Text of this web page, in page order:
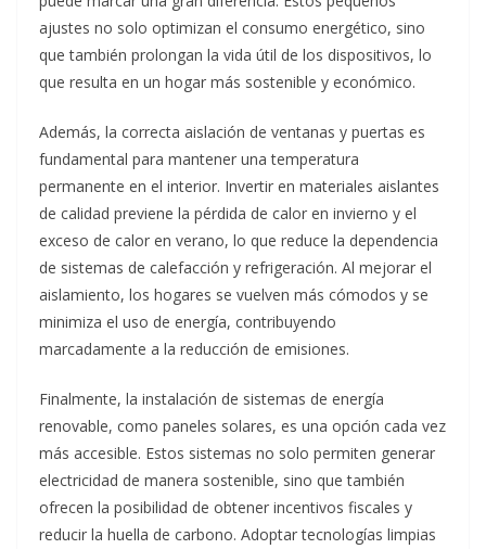
ajustes no solo optimizan el consumo energético, sino
que también prolongan la vida útil de los dispositivos, lo
que resulta en un hogar más sostenible y económico.
Además, la correcta aislación de ventanas y puertas es
fundamental para mantener una temperatura
permanente en el interior. Invertir en materiales aislantes
de calidad previene la pérdida de calor en invierno y el
exceso de calor en verano, lo que reduce la dependencia
de sistemas de calefacción y refrigeración. Al mejorar el
aislamiento, los hogares se vuelven más cómodos y se
minimiza el uso de energía, contribuyendo
marcadamente a la reducción de emisiones.
Finalmente, la instalación de sistemas de energía
renovable, como paneles solares, es una opción cada vez
más accesible. Estos sistemas no solo permiten generar
electricidad de manera sostenible, sino que también
ofrecen la posibilidad de obtener incentivos fiscales y
reducir la huella de carbono. Adoptar tecnologías limpias